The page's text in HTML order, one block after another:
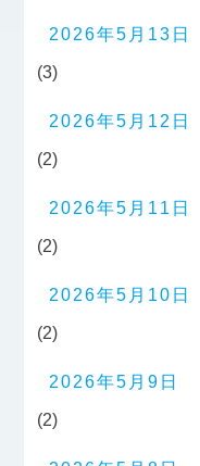
2026年5月13日
(3)
2026年5月12日
(2)
2026年5月11日
(2)
2026年5月10日
(2)
2026年5月9日
(2)